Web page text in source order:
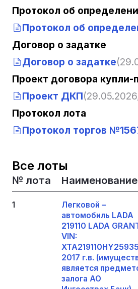
Протокол об
Протокол об
Договор о задатке
Договор о задатке
Проект договора
Проект ДКП
Протокол лота
Протокол торгов
Все лоты
№ лота Наименование
1
Легковой –
автомобиль LADA
219110 LADA
VIN:
2017 г.в.
является
залога АО